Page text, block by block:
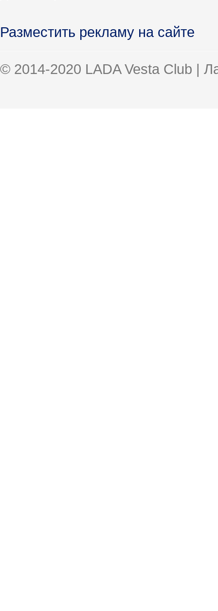
Разместить рекламу на сайте
© 2014-2020 LADA Vesta Club |